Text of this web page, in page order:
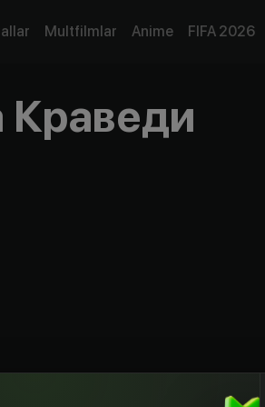
Multfilmlar Anime FIFA 2026
Краведи